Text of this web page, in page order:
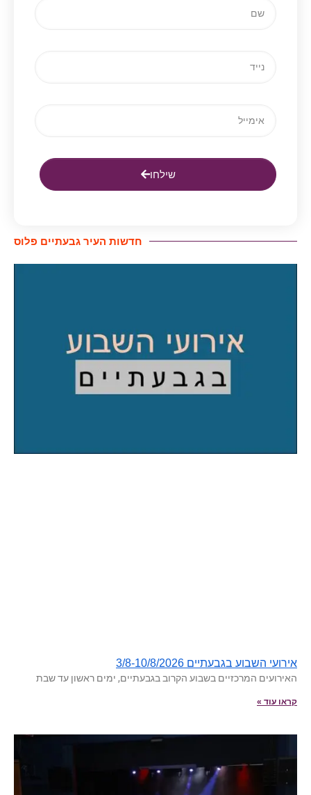
שילחו
חדשות העיר גבעתיים פלוס
אירועי השבוע בגבעתיים 3/8-10/8/2026
האירועים המרכזיים בשבוע הקרוב בגבעתיים, ימים ראשון עד שבת
קראו עוד »